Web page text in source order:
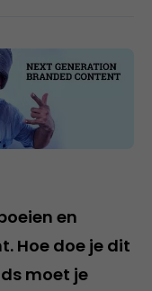
en
Hoe doe je dit
moet je